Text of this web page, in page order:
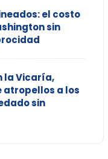
el costo
sin
la Vicaría,
atropellos a los
sin